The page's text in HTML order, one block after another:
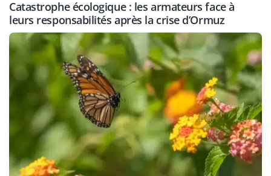
Catastrophe écologique : les armateurs face à
leurs responsabilités après la crise d’Ormuz